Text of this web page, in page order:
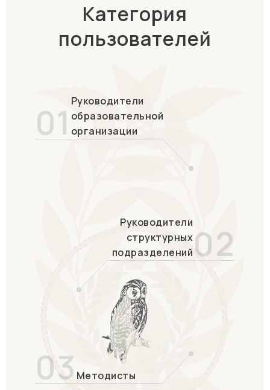
Категория
пользователей
01 Руководители
образовательной
организации
Руководители
структурных
подразделений02
03 Методисты